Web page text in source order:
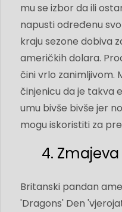
mu se izbor da ili
napusti određenu
kraju sezone dobiva
američkih dolara.
čini vrlo zanimljivom.
činjenicu da je takva
umu bivše bivše jer
mogu iskoristiti za
4.
Britanski pandan
'Dragons' Den